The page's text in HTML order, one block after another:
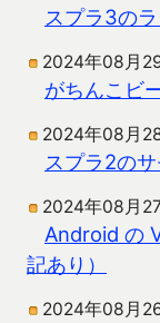
スプラ3の
2024年08月
がちんこビ
2024年08月
スプラ2の
2024年08月
Android の
記あり）
2024年08月